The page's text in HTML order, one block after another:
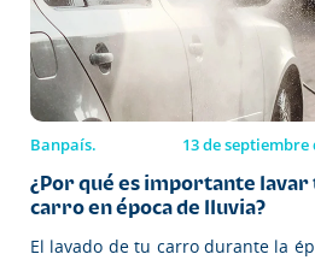
Banpaís. 13 de septiembre
¿Por qué es importante lavar
carro en época de lluvia?
El lavado de tu carro durante la